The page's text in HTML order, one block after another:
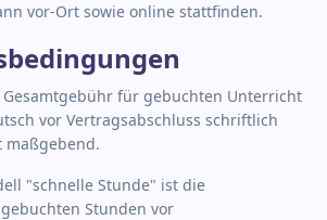
vor-Ort sowie online stattfinden.
Gesamtgebühr für gebuchten Unterricht
vor Vertragsabschluss schriftlich
maßgebend.
"schnelle Stunde" ist die
Stunden vor